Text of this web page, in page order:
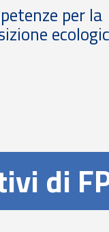
per la
di